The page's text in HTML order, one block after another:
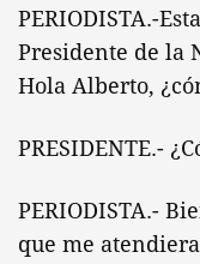
PERIODISTA.-
Presidente de la
Hola Alberto,
PRESIDENTE.-
PERIODISTA.-
que me